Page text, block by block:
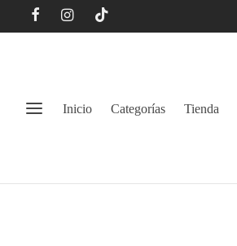
Inicio Categorías Tienda